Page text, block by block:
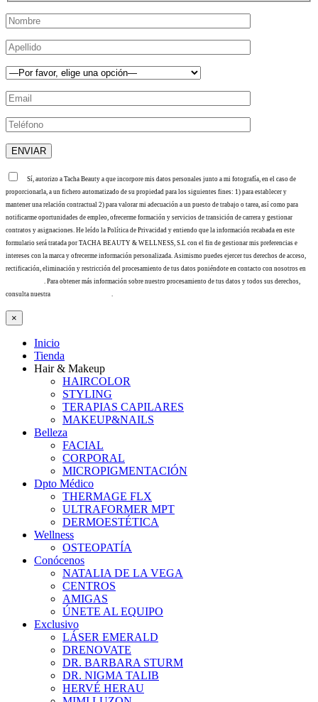
Sí, autorizo a Tacha Beauty a que incorpore mis datos personales junto a mi fotografía, en el caso de
proporcionarla, a un fichero automatizado de su propiedad para los siguientes fines: 1) para establecer y
mantener una relación contractual 2) para valorar mi adecuación a un puesto de trabajo o tarea, así como para
notificarme oportunidades de empleo, ofrecerme formación y servicios de transición de carrera y gestionar
contratos y asignaciones. He leído la Política de Privacidad y entiendo que la información recabada en este
formulario será tratada por TACHA BEAUTY & WELLNESS, S.L con el fin de gestionar mis preferencias e
intereses con la marca y ofrecerme información personalizada. Asimismo puedes ejercer tus derechos de acceso,
rectificación, eliminación y restricción del procesamiento de tus datos poniéndote en contacto con nosotros en
. Para obtener más información sobre nuestro procesamiento de tus datos y todos sus derechos,
consulta nuestra
.
×
Inicio
Tienda
Hair & Makeup
HAIRCOLOR
STYLING
TERAPIAS CAPILARES
MAKEUP&NAILS
Belleza
FACIAL
CORPORAL
MICROPIGMENTACIÓN
Dpto Médico
THERMAGE FLX
ULTRAFORMER MPT
DERMOESTÉTICA
Wellness
OSTEOPATÍA
Conócenos
NATALIA DE LA VEGA
CENTROS
AMIGAS
ÚNETE AL EQUIPO
Exclusivo
LÁSER EMERALD
DRENOVATE
DR. BARBARA STURM
DR. NIGMA TALIB
HERVÉ HERAU